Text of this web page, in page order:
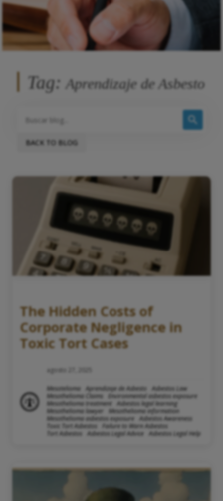
Tag: Aprendizaje de Asbesto
BACK TO BLOG
The Hidden Costs of
Corporate Negligence in
Toxic Tort Cases
agosto 27, 2025
Mesotelioma Aprendizaje de Asbesto
Asbestos Law
Mesothelioma Claims
Environmental asbestos exposure
Mesothelioma treatment
Asbestos legal learning
Mesothelioma lawyer
Mesothelioma information
Mesothelioma asbestos exposure
Asbestos Awareness
Toxic Tort Asbestos
Failure to Warn Asbestos
Tort Asbestos
Asbestos Legal Advice Asbestos Legal Help